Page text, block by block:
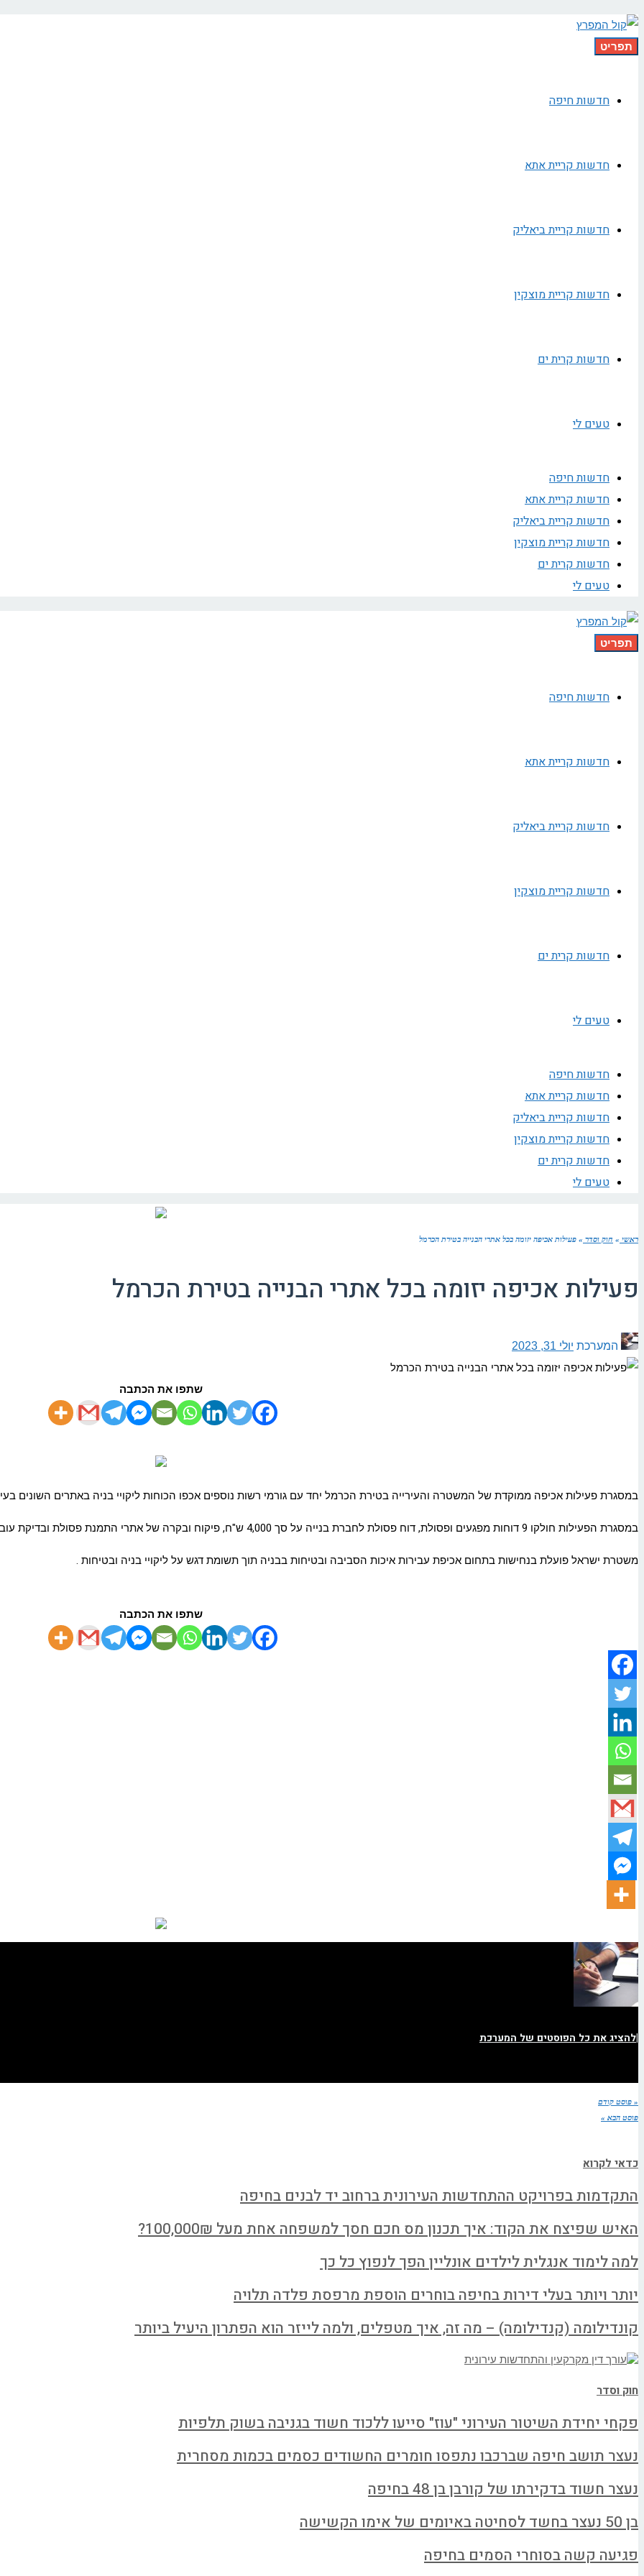
תפריט
חדשות חיפה
חדשות קריית אתא
חדשות קריית ביאליק
חדשות קריית מוצקין
חדשות קרית ים
טעים לי
חדשות חיפה
חדשות קריית אתא
חדשות קריית ביאליק
חדשות קריית מוצקין
חדשות קרית ים
טעים לי
תפריט
חדשות חיפה
חדשות קריית אתא
חדשות קריית ביאליק
חדשות קריית מוצקין
חדשות קרית ים
טעים לי
חדשות חיפה
חדשות קריית אתא
חדשות קריית ביאליק
חדשות קריית מוצקין
חדשות קרית ים
טעים לי
ראשי » חוק וסדר » פעילות אכיפה יזומה בכל אתרי הבנייה בטירת הכרמל
פעילות אכיפה יזומה בכל אתרי הבנייה בטירת הכרמל
המערכת יולי 31, 2023
שתפו את הכתבה
במסגרת פעילות אכיפה ממוקדת של המשטרה והעירייה בטירת הכרמל יחד עם גורמי רשות נוספים אכפו הכוחות ליקויי בניה באתרים השונים
במסגרת הפעילות חולקו 9 דוחות מפגעים ופסולת, דוח פסולת לחברת בנייה על סך 4,000 ש"ח, פיקוח ובקרה של אתרי התמנת פסולת ובדיקת עובדים באתרים השונים עם אישורי עבודה כנדרש.
משטרת ישראל פועלת בנחישות בתחום אכיפת עבירות איכות הסביבה ובטיחות בבניה תוך תשומת דגש על ליקויי בניה ובטיחות .
שתפו את הכתבה
|להציג את כל הפוסטים של המערכת
« פוסט קודם
פוסט הבא »
כדאי לקרוא
התקדמות בפרויקט ההתחדשות העירונית ברחוב יד לבנים בחיפה
האיש שפיצח את הקוד: איך תכנון מס חכם חסך למשפחה אחת מעל 100,000₪?
למה לימוד אנגלית לילדים אונליין הפך לנפוץ כל כך
יותר ויותר בעלי דירות בחיפה בוחרים הוספת מרפסת פלדה תלויה
קונדילומה (קנדילומה) – מה זה, איך מטפלים, ולמה לייזר הוא הפתרון היעיל ביותר
חוק וסדר
פקחי יחידת השיטור העירוני "עוז" סייעו ללכוד חשוד בגניבה בשוק תלפיות
נעצר תושב חיפה שברכבו נתפסו חומרים החשודים כסמים בכמות מסחרית
נעצר חשוד בדקירתו של קורבן בן 48 בחיפה
בן 50 נעצר בחשד לסחיטה באיומים של אימו הקשישה
פגיעה קשה בסוחרי הסמים בחיפה